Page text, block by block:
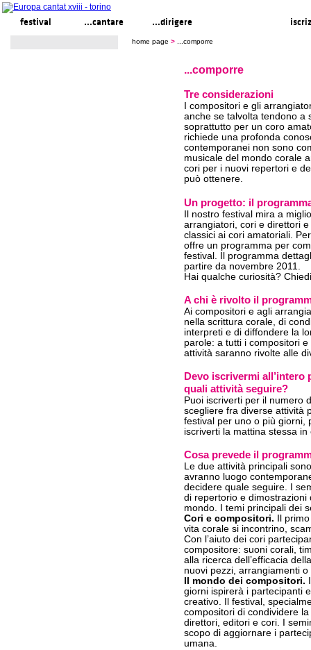
festival ...cantare ...dirigere
home page > ...comporre
...comporre
Tre considerazioni
I compositori e gli
anche se talvolta tendono a
soprattutto per un coro
richiede una profonda
contemporanei non sono
musicale del mondo corale
cori per i nuovi repertori e
può ottenere.
Un progetto: il
Il nostro festival mira a
arrangiatori, cori e direttori
classici ai cori amatoriali.
offre un programma per
festival. Il programma
partire da novembre 2011.
Hai qualche curiosità?
A chi è rivolto il
Ai compositori e agli
nella scrittura corale, di
interpreti e di diffondere la
parole: a tutti i compositori
attività saranno rivolte alle
Devo iscrivermi
quali attività seguire?
Puoi iscriverti per il numero
scegliere fra diverse attività
festival per uno o più giorni,
iscriverti la mattina stessa
Cosa prevede il
Le due attività principali
avranno luogo
decidere quale seguire. I
di repertorio e
mondo. I temi principali dei
Cori e compositori. Il
vita corale si incontrino,
Con l’aiuto dei cori
compositore: suoni corali,
alla ricerca dell’efficacia
nuovi pezzi, arrangiamenti
Il mondo dei compositori.
giorni ispirerà i partecipanti
creativo. Il festival,
compositori di condividere
direttori, editori e cori. I
scopo di aggiornare i
umana.